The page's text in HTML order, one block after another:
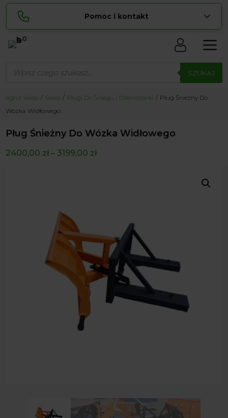
Pomoc i kontakt
Sylwia
pokaż numer
729 856 ... pokaż numer
biuro@ ... pokaż e-mail
0
produktów SZUKAJ
Agrol Sklep Sklep Pługi Do Śniegu / Odśnieżarki
Pług Śnieżny Do
Wózka Widłowego
Pług Śnieżny Do Wózka Widłowego
2400,00 zł– 3199,00 zł